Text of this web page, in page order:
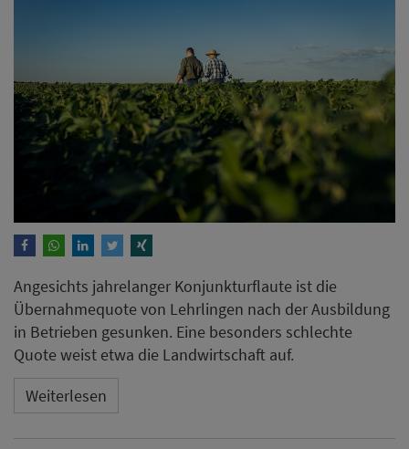
Angesichts jahrelanger Konjunkturflaute ist die
Übernahmequote von Lehrlingen nach der Ausbildung
in Betrieben gesunken. Eine besonders schlechte
Quote weist etwa die Landwirtschaft auf.
Weiterlesen